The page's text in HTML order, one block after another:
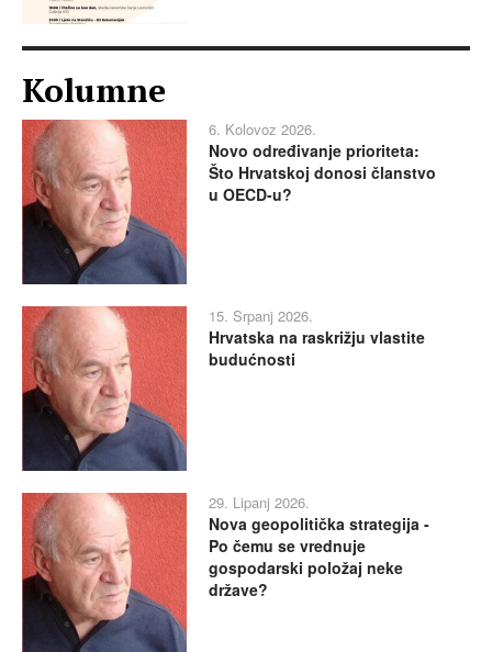
Kolumne
6. Kolovoz 2026.
Novo određivanje prioriteta:
Što Hrvatskoj donosi članstvo
u OECD-u?
15. Srpanj 2026.
Hrvatska na raskrižju vlastite
budućnosti
29. Lipanj 2026.
Nova geopolitička strategija -
Po čemu se vrednuje
gospodarski položaj neke
države?